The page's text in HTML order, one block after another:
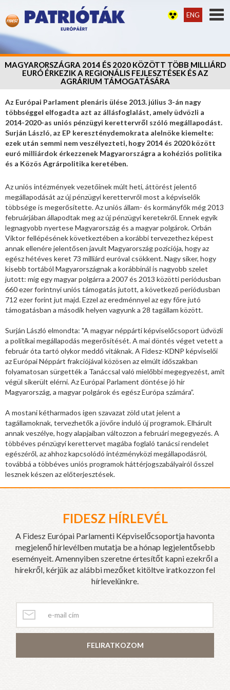
ENG
MAGYARORSZÁGRA 2014 ÉS 2020 KÖZÖTT TÖBB MILLIÁRD
EURÓ ÉRKEZIK A REGIONÁLIS FEJLESZTÉSEK ÉS AZ
AGRÁRIUM TÁMOGATÁSÁRA
Az Európai Parlament plenáris ülése 2013. július 3-án nagy
többséggel elfogadta azt az állásfoglalást, amely üdvözli a
2014-2020-as uniós pénzügyi kerettervről szóló megállapodást.
Surján László, az EP kereszténydemokrata alelnöke kiemelte:
ezek után semmi nem veszélyezteti, hogy 2014 és 2020 között
euró milliárdok érkezzenek Magyarországra a kohéziós politika
és a Közös Agrárpolitika keretében.
Az uniós intézmények vezetőinek múlt heti, áttörést jelentő
megállapodását az új pénzügyi kerettervről most a képviselők
többsége is megerősítette. Az uniós állam- és kormányfők még 2013
februárjában állapodtak meg az új pénzügyi keretekről. Ennek egyik
legnagyobb nyertese Magyarország és a magyar polgárok. Orbán
Viktor fellépésének következtében a korábbi tervezethez képest
annak ellenére jelentősen javult Magyarország pozíciója, hogy az
egész hétéves keret 73 milliárd euróval csökkent. Nagy siker, hogy
kisebb tortából Magyarországnak a korábbinál is nagyobb szelet
jutott: míg egy magyar polgárra a 2007 és 2013 közötti periódusban
660 ezer forintnyi uniós támogatás jutott, a következő periódusban
712 ezer forint jut majd. Ezzel az eredménnyel az egy főre jutó
támogatásban a második helyen vagyunk a 28 tagállam között.
Surján László elmondta: "A magyar néppárti képviselőcsoport üdvözli
a politikai megállapodás megerősítését. A mai döntés véget vetett a
február óta tartó olykor meddő vitáknak. A Fidesz-KDNP képviselői
az Európai Néppárt frakciójával közösen az elmúlt időszakban
folyamatosan sürgették a Tanáccsal való mielőbbi megegyezést, amit
végül sikerült elérni. Az Európai Parlament döntése jó hír
Magyarország, a magyar polgárok és egész Európa számára”.
A mostani kétharmados igen szavazat zöld utat jelent a
tagállamoknak, tervezhetők a jövőre induló új programok. Elhárult
annak veszélye, hogy alapjaiban változzon a februári megegyezés. A
többéves pénzügyi kerettervet magába foglaló tanácsi rendelet
egészéről, az ahhoz kapcsolódó intézményközi megállapodásról,
továbbá a többéves uniós programok háttérjogszabályairól ősszel
lesznek készen az előterjesztések.
FIDESZ HÍRLEVÉL
A Fidesz Európai Parlamenti Képviselőcsoportja havonta
megjelenő hírlevélben mutatja be a hónap legjelentősebb
eseményeit. Amennyiben szeretne értesítőt kapni ezekről a
hírekről, kérjük az alábbi mezőket kitöltve iratkozzon fel
hírlevelünkre.
FELIRATKOZOM